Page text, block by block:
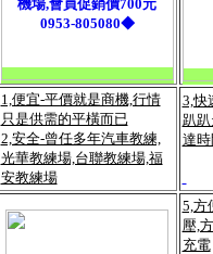
1,便宜-平價就是商機,行情
只是供需的平橫而已
2,安全-曾任多年汽車教練,
光華教練場,台聯教練場,福
安教練場
3,快
趴
達時
5,方
壓,
充電